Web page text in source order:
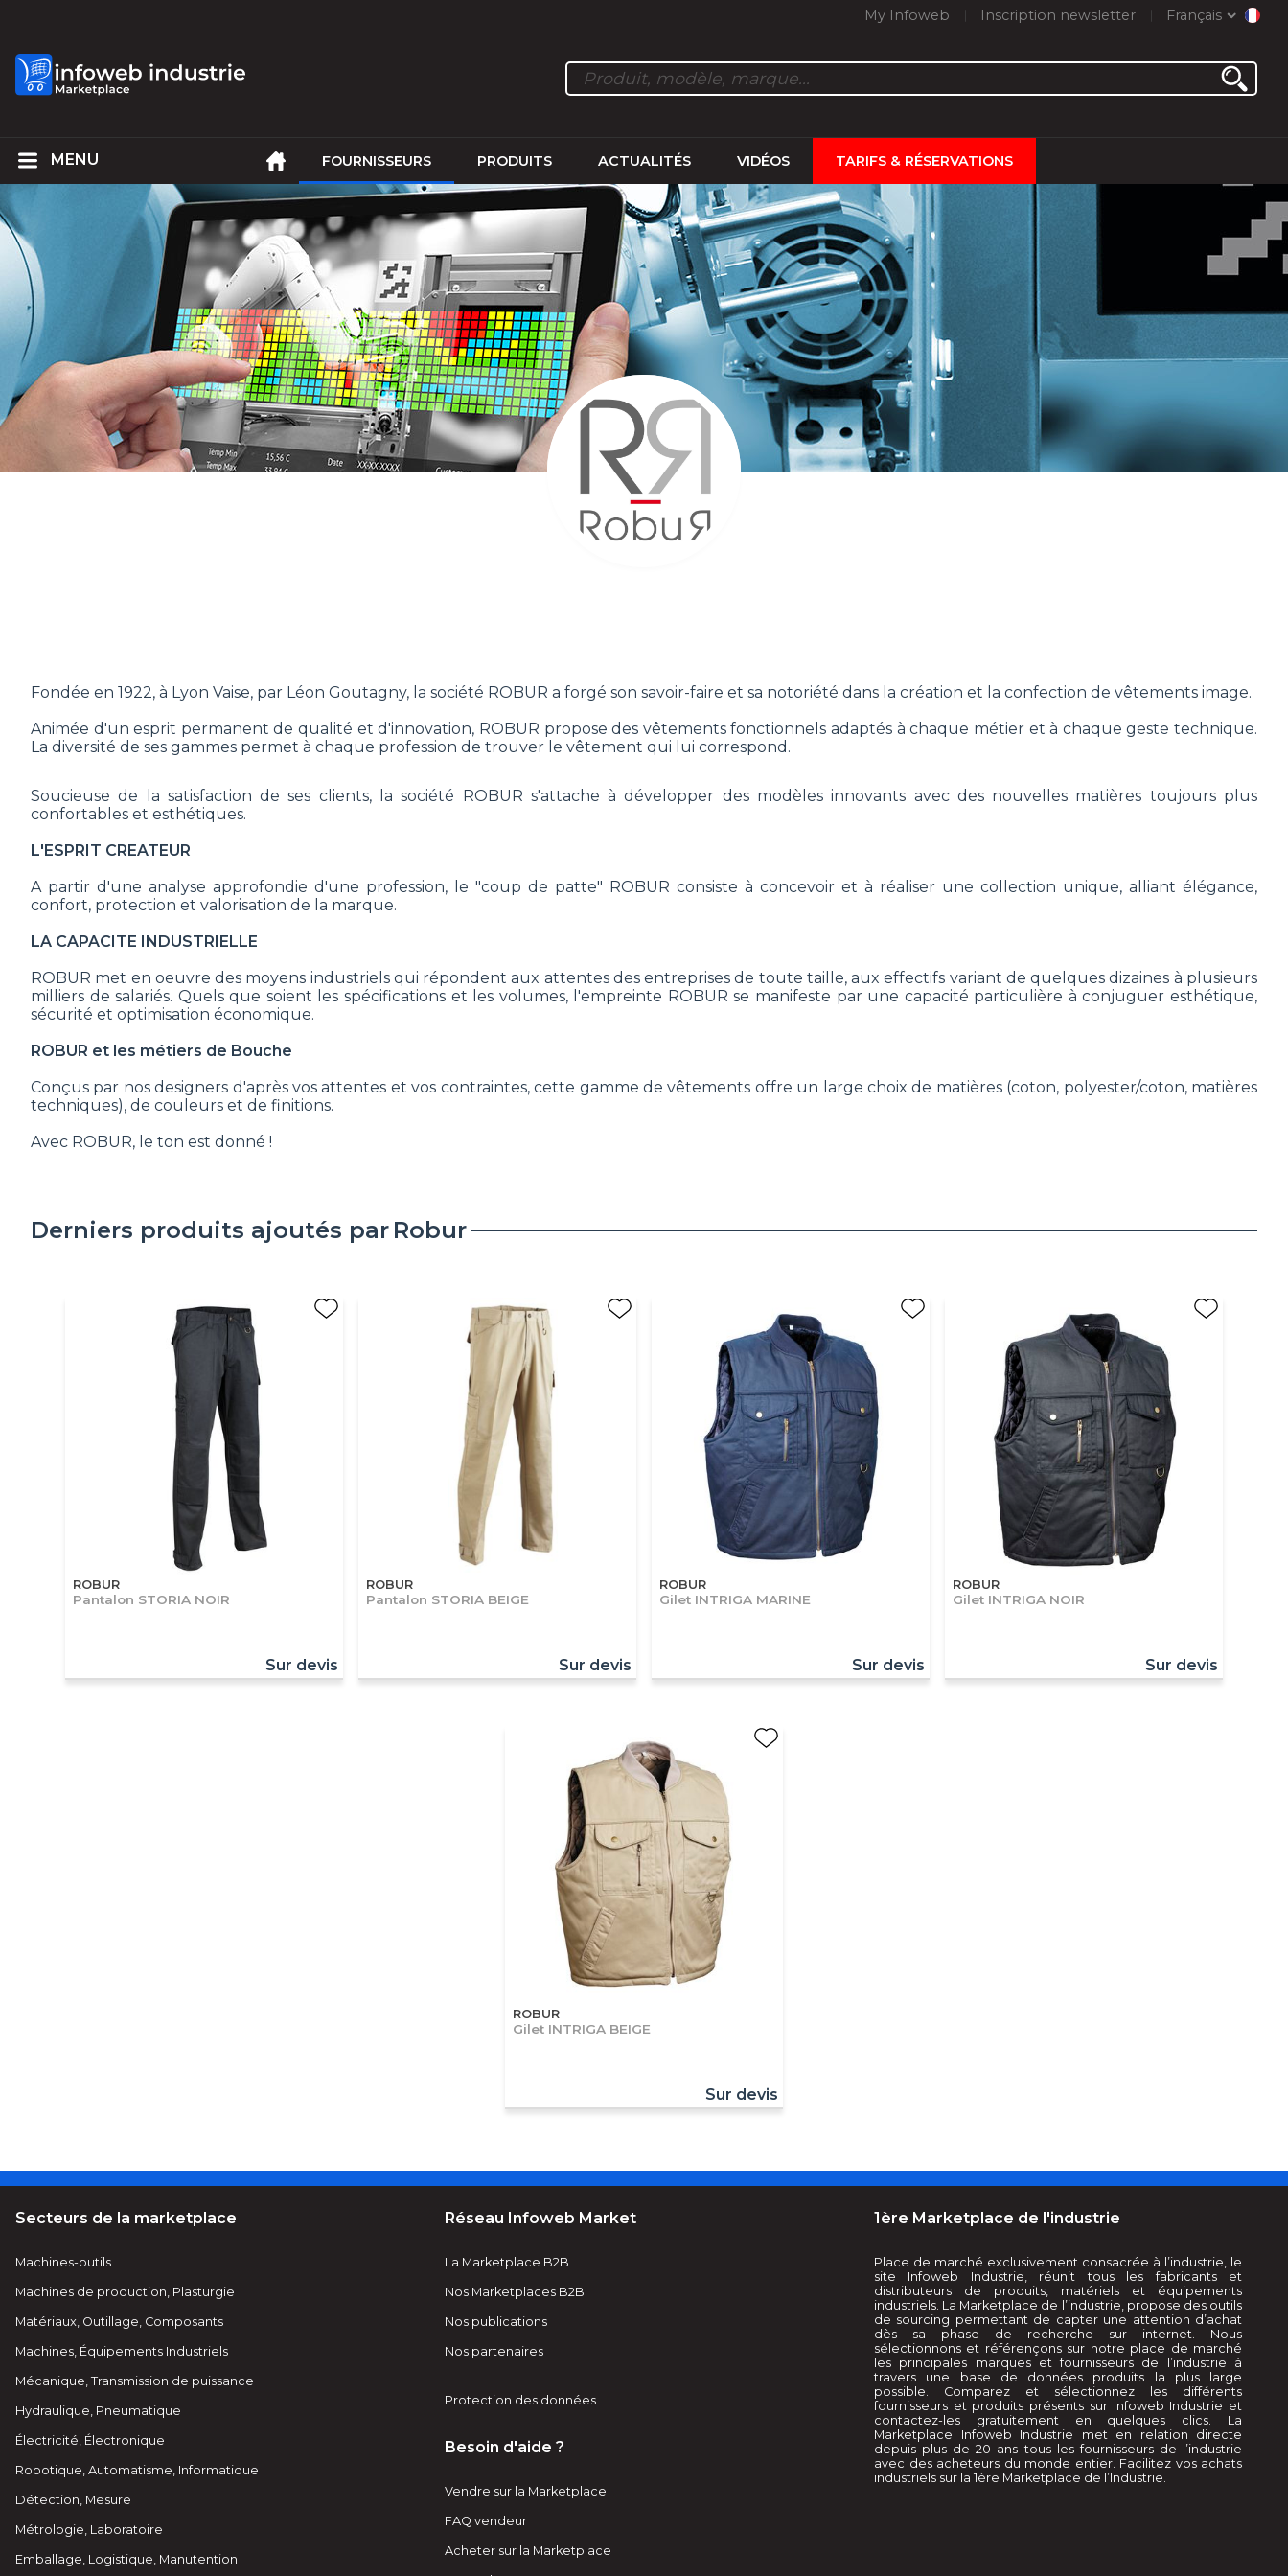
My Infoweb Inscription newsletter Français
FOURNISSEURS PRODUITS ACTUALITÉS VIDÉOS TARIFS & RÉSERVATIONS
Fondée en 1922, à Lyon Vaise, par Léon Goutagny, la société ROBUR a forgé son savoir-faire et sa notoriété dans la création et la confection de vêtements image.
Animée d'un esprit permanent de qualité et d'innovation, ROBUR propose des vêtements fonctionnels adaptés à chaque métier et à chaque geste technique.
La diversité de ses gammes permet à chaque profession de trouver le vêtement qui lui correspond.
Soucieuse de la satisfaction de ses clients, la société ROBUR s'attache à développer des modèles innovants avec des nouvelles matières toujours plus
confortables et esthétiques.
L'ESPRIT CREATEUR
A partir d'une analyse approfondie d'une profession, le "coup de patte" ROBUR consiste à concevoir et à réaliser une collection unique, alliant élégance,
confort, protection et valorisation de la marque.
LA CAPACITE INDUSTRIELLE
ROBUR met en oeuvre des moyens industriels qui répondent aux attentes des entreprises de toute taille, aux effectifs variant de quelques dizaines à plusieurs
milliers de salariés. Quels que soient les spécifications et les volumes, l'empreinte ROBUR se manifeste par une capacité particulière à conjuguer esthétique,
sécurité et optimisation économique.
ROBUR et les métiers de Bouche
Conçus par nos designers d'après vos attentes et vos contraintes, cette gamme de vêtements offre un large choix de matières (coton, polyester/coton, matières
techniques), de couleurs et de finitions.
Avec ROBUR, le ton est donné !
Derniers produits ajoutés par Robur
ROBUR
Pantalon STORIA NOIR
Sur devis
ROBUR
Pantalon STORIA BEIGE
Sur devis
ROBUR
Gilet INTRIGA MARINE
Sur devis
ROBUR
Gilet INTRIGA NOIR
Sur devis
ROBUR
Gilet INTRIGA BEIGE
Sur devis
Secteurs de la marketplace
Machines-outils
Machines de production, Plasturgie
Matériaux, Outillage, Composants
Machines, Équipements Industriels
Mécanique, Transmission de puissance
Hydraulique, Pneumatique
Électricité, Électronique
Robotique, Automatisme, Informatique
Détection, Mesure
Métrologie, Laboratoire
Emballage, Logistique, Manutention
Réseau Infoweb Market
La Marketplace B2B
Nos Marketplaces B2B
Nos publications
Nos partenaires
Protection des données
Besoin d'aide ?
Vendre sur la Marketplace
FAQ vendeur
Acheter sur la Marketplace
1ère Marketplace de l'industrie
Place de marché exclusivement consacrée à l’industrie, le
site Infoweb Industrie, réunit tous les fabricants et
distributeurs de produits, matériels et équipements
industriels. La Marketplace de l’industrie, propose des outils
de sourcing permettant de capter une attention d’achat
dès sa phase de recherche sur internet. Nous
sélectionnons et référençons sur notre place de marché
les principales marques et fournisseurs de l’industrie à
travers une base de données produits la plus large
possible. Comparez et sélectionnez les différents
fournisseurs et produits présents sur Infoweb Industrie et
contactez-les gratuitement en quelques clics. La
Marketplace Infoweb Industrie met en relation directe
depuis plus de 20 ans tous les fournisseurs de l’industrie
avec des acheteurs du monde entier. Facilitez vos achats
industriels sur la 1ère Marketplace de l’Industrie.